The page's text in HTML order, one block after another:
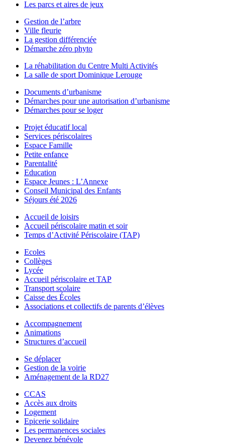
Les parcs et aires de jeux
Gestion de l’arbre
Ville fleurie
La gestion différenciée
Démarche zéro phyto
La réhabilitation du Centre Multi Activités
La salle de sport Dominique Lerouge
Documents d’urbanisme
Démarches pour une autorisation d’urbanisme
Démarches pour se loger
Projet éducatif local
Services périscolaires
Espace Famille
Petite enfance
Parentalité
Education
Espace Jeunes : L’Annexe
Conseil Municipal des Enfants
Séjours été 2026
Accueil de loisirs
Accueil périscolaire matin et soir
Temps d’Activité Périscolaire (TAP)
Ecoles
Collèges
Lycée
Accueil périscolaire et TAP
Transport scolaire
Caisse des Écoles
Associations et collectifs de parents d’élèves
Accompagnement
Animations
Structures d’accueil
Se déplacer
Gestion de la voirie
Aménagement de la RD27
CCAS
Accès aux droits
Logement
Epicerie solidaire
Les permanences sociales
Devenez bénévole